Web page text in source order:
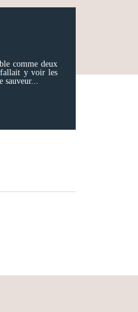
comme deux
fallait y voir les